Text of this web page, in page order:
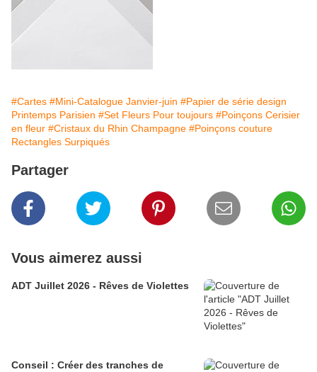
#Cartes #Mini-Catalogue Janvier-juin #Papier de série design
Printemps Parisien #Set Fleurs Pour toujours #Poinçons Cerisier
en fleur #Cristaux du Rhin Champagne #Poinçons couture
Rectangles Surpiqués
Partager
Vous aimerez aussi
ADT Juillet 2026 - Rêves de Violettes
Conseil : Créer des tranches de